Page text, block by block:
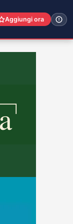
Aggiungi ora